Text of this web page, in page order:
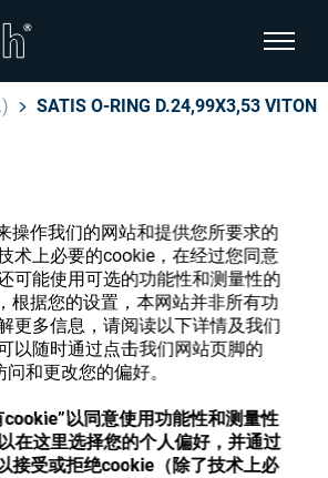
操作我们的网站和提供您所要求的
术上必要的cookie，在经过您同意
可能使用可选的功能性和测量性的
根据您的设置，本网站并非所有功
更多信息，请阅读以下详情及我们
以随时通过点击我们网站页脚的
问和更改您的偏好。
以同意使用功能性和测量性
在这里选择您的个人偏好，并通过
接受或拒绝cookie（除了技术上必
显示页
航
SATIS O-RING D.24,99X3,53 VITON
耗材商店
您的帐户，并了解我们的各
册 登录